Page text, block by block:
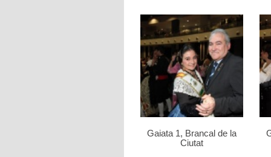
Gaiata 1, Brancal de la
Ciutat